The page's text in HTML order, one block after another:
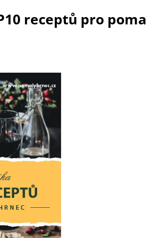
receptů pro